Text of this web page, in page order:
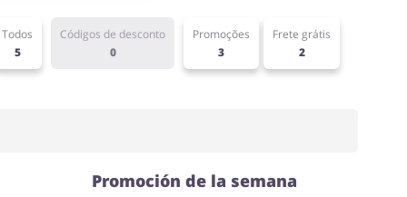
Todos
5
Códigos de desconto
0
Promoções
3
Frete grátis
2
Promoción de la semana